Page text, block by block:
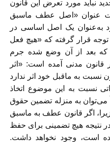
نباید مورد تعرض این قانون
عنوان «اصل عطف ماسبق
به‌عنوان یک اصل اساسی در
قرار گرفته که «هیچ فعل
که بعد از آن وضع شده جرم
مدنی آمده است: «اثر
نسبت به ماقبل خود اثر ندارد
نسبت به این موضوع اتخاذ
می‌توان به منزله تضمین حقوق
اگر قانون عطف به ماسبق
نتیجه هیچ تضمینی برای حفظ
است، وجود نخواهد داشت.